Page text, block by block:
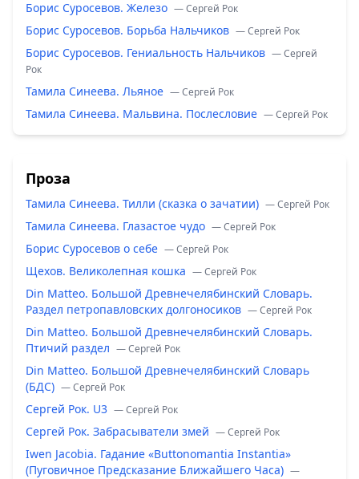
Борис Суросевов. Железо — Сергей Рок
Борис Суросевов. Борьба Нальчиков — Сергей Рок
Борис Суросевов. Гениальность Нальчиков — Сергей
Рок
Тамила Синеева. Льяное — Сергей Рок
Тамила Синеева. Мальвина. Послесловие — Сергей Рок
Проза
Тамила Синеева. Тилли (сказка о зачатии) — Сергей Рок
Тамила Синеева. Глазастое чудо — Сергей Рок
Борис Суросевов о себе — Сергей Рок
Щехов. Великолепная кошка — Сергей Рок
Din Matteo. Большой Древнечелябинский Словарь.
Раздел петропавловских долгоносиков — Сергей Рок
Din Matteo. Большой Древнечелябинский Словарь.
Птичий раздел — Сергей Рок
Din Matteo. Большой Древнечелябинский Словарь
(БДС) — Сергей Рок
Сергей Рок. U3 — Сергей Рок
Сергей Рок. Забрасыватели змей — Сергей Рок
Iwen Jacobia. Гадание «Buttonomantia Instantia»
(Пуговичное Предсказание Ближайшего Часа) —